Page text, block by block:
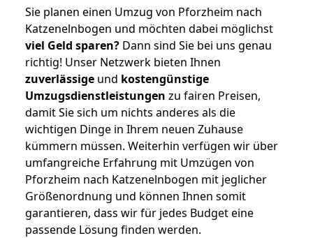
Sie planen einen Umzug von Pforzheim nach
Katzenelnbogen und möchten dabei möglichst
viel Geld sparen? Dann sind Sie bei uns genau
richtig! Unser Netzwerk bieten Ihnen
zuverlässige und kostengünstige
Umzugsdienstleistungen zu fairen Preisen,
damit Sie sich um nichts anderes als die
wichtigen Dinge in Ihrem neuen Zuhause
kümmern müssen. Weiterhin verfügen wir über
umfangreiche Erfahrung mit Umzügen von
Pforzheim nach Katzenelnbogen mit jeglicher
Größenordnung und können Ihnen somit
garantieren, dass wir für jedes Budget eine
passende Lösung finden werden.